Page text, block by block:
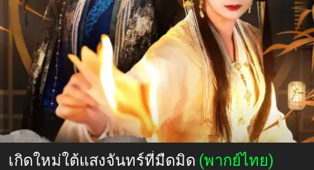
เกิดใหม่ใต้แสงจันทร์ที่มืดมิด (พากย์ไทย)